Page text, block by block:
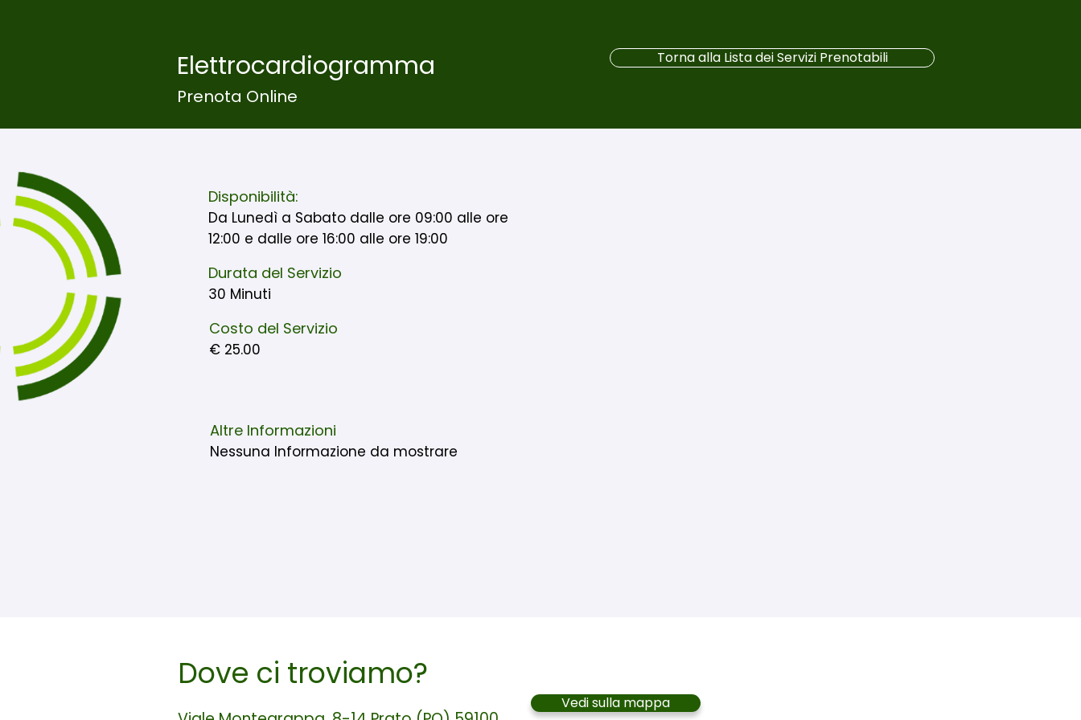
Elettrocardiogramma
Prenota Online
Torna alla Lista dei Servizi Prenotabili
Da Lunedì a Sabato dalle ore 09:00 alle ore
12:00 e dalle ore 16:00 alle ore 19:00
30 Minuti
€ 25.00
Nessuna Informazione da mostrare
Disponibilità:
Durata del Servizio
Costo del Servizio
Altre Informazioni
Dove ci troviamo?
Vedi sulla mappa